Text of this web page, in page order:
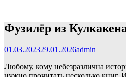
Фузилёр из
01.03.202329.01.2026admin
Любому, кому небезразлична